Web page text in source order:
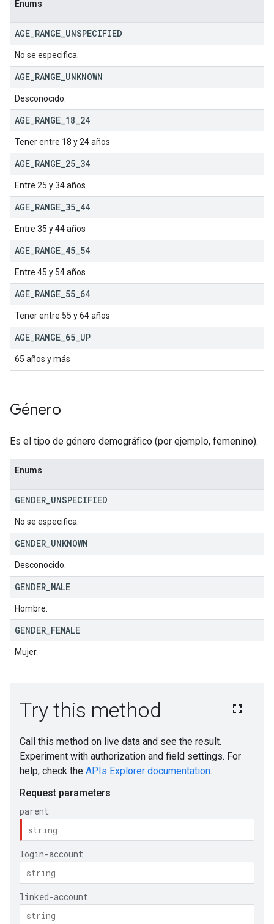
Enums
AGE RANGE UNSPECIFIED
No se especifica.
AGE RANGE UNKNOWN
Desconocido.
AGE RANGE 18 24
Tener entre 18 y 24 años
AGE RANGE 25 34
Entre 25 y 34 años
AGE RANGE 35 44
Entre 35 y 44 años
AGE RANGE 45 54
Entre 45 y 54 años
AGE RANGE 55 64
Tener entre 55 y 64 años
AGE RANGE 65 UP
65 años y más
Género
Es el tipo de género demográfico (por ejemplo, femenino).
Enums
GENDER UNSPECIFIED
No se especifica.
GENDER UNKNOWN
Desconocido.
GENDER MALE
Hombre.
GENDER FEMALE
Mujer.